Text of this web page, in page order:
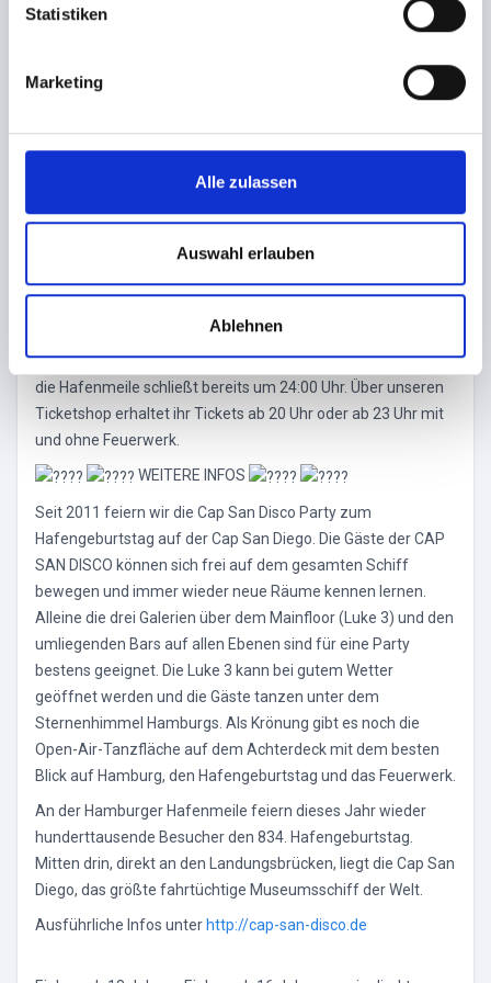
Statistiken
Marketing
Alle zulassen
Auswahl erlauben
Ablehnen
verschieben, bitte informiert Euch kurzfristig bei uns oder
über die aktuelle Tagespresse.
AFTER PARTY
An Bord der CAP SAN DISCO geht die Party bis ca. 05:00 Uhr,
die Hafenmeile schließt bereits um 24:00 Uhr. Über unseren
Ticketshop erhaltet ihr Tickets ab 20 Uhr oder ab 23 Uhr mit
und ohne Feuerwerk.
WEITERE INFOS
Seit 2011 feiern wir die Cap San Disco Party zum
Hafengeburtstag auf der Cap San Diego. Die Gäste der CAP
SAN DISCO können sich frei auf dem gesamten Schiff
bewegen und immer wieder neue Räume kennen lernen.
Alleine die drei Galerien über dem Mainfloor (Luke 3) und den
umliegenden Bars auf allen Ebenen sind für eine Party
bestens geeignet. Die Luke 3 kann bei gutem Wetter
geöffnet werden und die Gäste tanzen unter dem
Sternenhimmel Hamburgs. Als Krönung gibt es noch die
Open-Air-Tanzfläche auf dem Achterdeck mit dem besten
Blick auf Hamburg, den Hafengeburtstag und das Feuerwerk.
An der Hamburger Hafenmeile feiern dieses Jahr wieder
hunderttausende Besucher den 834. Hafengeburtstag.
Mitten drin, direkt an den Landungsbrücken, liegt die Cap San
Diego, das größte fahrtüchtige Museumsschiff der Welt.
Ausführliche Infos unter http://cap-san-disco.de